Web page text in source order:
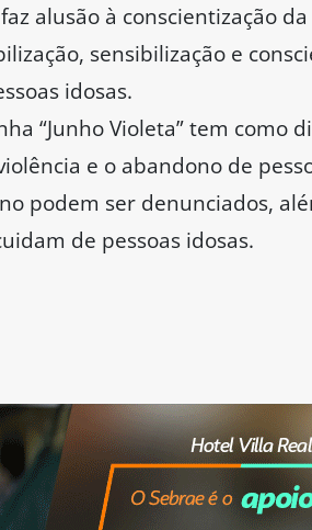
alusão à conscientização
sensibilização e
idosas.
“Junho Violeta” tem como
e o abandono de
podem ser denunciados,
de pessoas idosas.